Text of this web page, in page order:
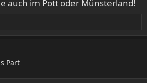
auch im Pott oder Münsterland!
Part